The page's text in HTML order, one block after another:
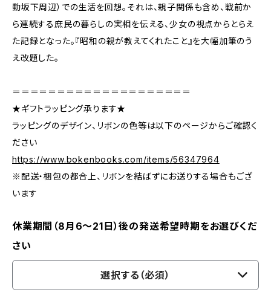
動坂下周辺）での生活を回想。それは、親子関係も含め、戦前か
ら連続する庶民の暮らしの実相を伝える、少女の視点からとらえ
た記録となった。『昭和の親が教えてくれたこと』を大幅加筆のう
え改題した。
＝＝＝＝＝＝＝＝＝＝＝＝＝＝＝＝＝＝＝＝
★ギフトラッピング承ります★
ラッピングのデザイン、リボンの色等は以下のページからご確認く
ださい
https://www.bokenbooks.com/items/56347964
※配送・梱包の都合上、リボンを結ばずにお送りする場合もござ
います
休業期間（8月6〜21日）後の発送希望時期をお選びくだ
さい
選択する（必須）